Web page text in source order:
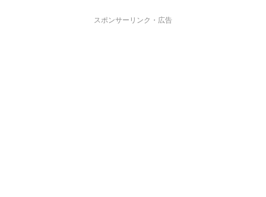
スポンサーリンク・広告